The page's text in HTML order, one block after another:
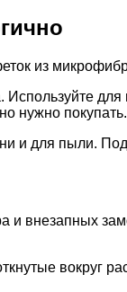
из
нужно покупать.
и для пыли.
внезапных
вокруг